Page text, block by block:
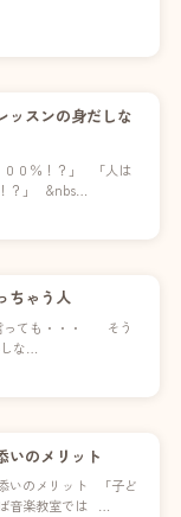
ッスンの身だしな
００％！？」 「人は
？」 &nbs…
ちゃう人
っても・・・ そう
な…
いのメリット
いのメリット 「子ど
音楽教室では …